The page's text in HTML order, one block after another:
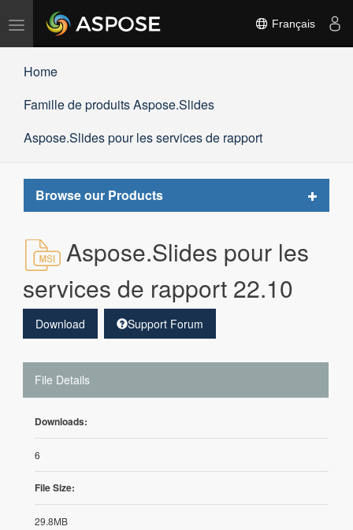
Basculer
Français
Home
Famille de produits Aspose.Slides
Aspose.Slides pour les services de rapport
Browse our Products
Toggle
Aspose.Slides pour les
services de rapport 22.10
Download Support Forum
File Details
Downloads:
6
File Size:
29.8MB